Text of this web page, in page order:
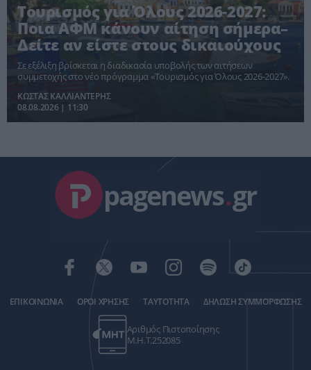
Τουρισμός για Όλους 2026-2027:
Ποια ΑΦΜ κάνουν αίτηση σήμερα–
Δείτε αν είστε στους δικαιούχους
Σε εξέλιξη βρίσκεται η διαδικασία υποβολής των αιτήσεων
συμμετοχής στο νέο πρόγραμμα «Τουρισμός για Όλους 2026-2027».
ΚΩΣΤΑΣ ΚΑΛΛΙΑΝΤΕΡΗΣ
08.08.2026 | 11:30
pagenews.gr
ΕΠΙΚΟΙΝΩΝΙΑ ΟΡΟΙ ΧΡΗΣΗΣ ΤΑΥΤΟΤΗΤΑ ΔΗΛΩΣΗ ΣΥΜΜΟΡΦΩΣΗΣ
Αριθμός Πιστοποίησης
Μ.Η.Τ.252085